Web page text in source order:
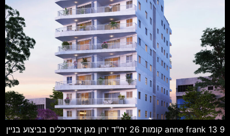
anne frank 13 9 קומות 26 יח"ד ירון מגן אדריכלים בביצוע בניין